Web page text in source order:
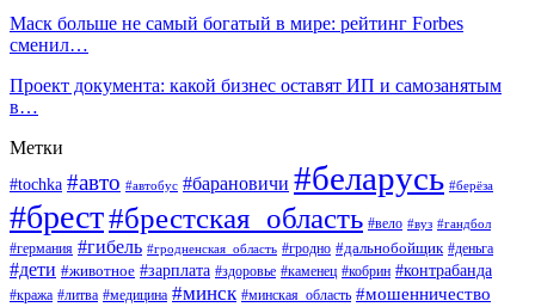
Маск больше не самый богатый в мире: рейтинг Forbes
сменил…
Проект документа: какой бизнес оставят ИП и самозанятым
в…
Метки
#tochka #авто #автобус #барановичи #беларусь #берёза
#брест#брестская_область #вело #вуз #гандбол
#германия #гибель #гродненская_область #гродно #дальнобойщик #деньга
#дети #животное #зарплата #здоровье #каменец #кобрин #контрабанда
#кража #литва #медицина #минск #минская_область #мошенничество